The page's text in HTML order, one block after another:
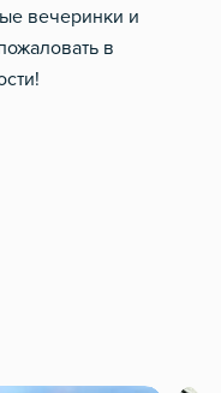
вечеринки и
в